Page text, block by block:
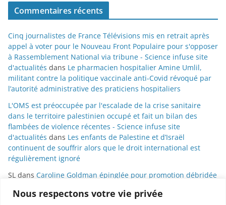
Nous respectons votre vie privée
Commentaires récents
Cinq journalistes de France Télévisions mis en retrait après
appel à voter pour le Nouveau Front Populaire pour s'opposer
à Rassemblement National via tribune - Science infuse site
d'actualités dans Le pharmacien hospitalier Amine Umlil,
militant contre la politique vaccinale anti-Covid révoqué par
l’autorité administrative des praticiens hospitaliers
L'OMS est préoccupée par l'escalade de la crise sanitaire
dans le territoire palestinien occupé et fait un bilan des
flambées de violence récentes - Science infuse site
d'actualités dans Les enfants de Palestine et d’Israël
continuent de souffrir alors que le droit international est
régulièrement ignoré
SL dans Caroline Goldman épinglée pour promotion débridée
même rappelée à l’ordre